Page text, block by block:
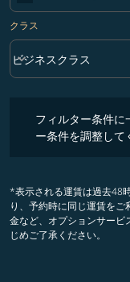
クラス
クラス option ビジネス
ビジネスクラス
keyboard_arrow_down
フィルター条件に
ー条件を調整して
*表示される運賃は過去48
り、予約時に同じ運賃を
金など、オプションサービ
じめご了承ください。